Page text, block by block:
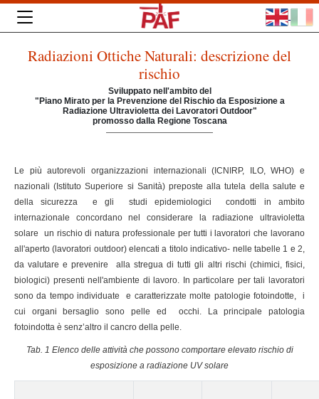
Radiazioni Ottiche Naturali: descrizione del
rischio
Sviluppato nell'ambito del
"Piano Mirato per la Prevenzione del Rischio da Esposizione a
Radiazione Ultravioletta dei Lavoratori Outdoor"
promosso dalla Regione Toscana
Le più autorevoli organizzazioni internazionali (ICNIRP, ILO, WHO) e
nazionali (Istituto Superiore si Sanità) preposte alla tutela della salute e
della sicurezza e gli studi epidemiologici condotti in ambito
internazionale concordano nel considerare la radiazione ultravioletta
solare un rischio di natura professionale per tutti i lavoratori che lavorano
all'aperto (lavoratori outdoor) elencati a titolo indicativo- nelle tabelle 1 e 2,
da valutare e prevenire alla stregua di tutti gli altri rischi (chimici, fisici,
biologici) presenti nell'ambiente di lavoro. In particolare per tali lavoratori
sono da tempo individuate e caratterizzate molte patologie fotoindotte, i
cui organi bersaglio sono pelle ed occhi. La principale patologia
fotoindotta è senz’altro il cancro della pelle.
Tab. 1 Elenco delle attività che possono comportare elevato rischio di
esposizione a radiazione UV solare